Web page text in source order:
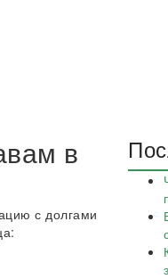
в
с долгами